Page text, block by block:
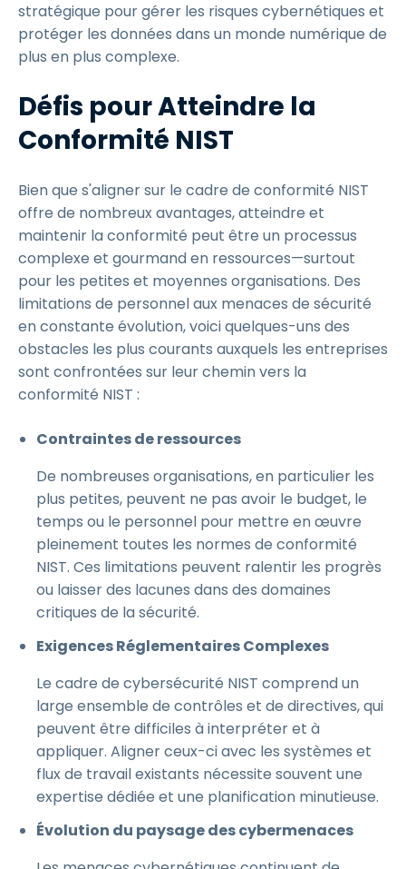
stratégique pour gérer les risques cybernétiques et
protéger les données dans un monde numérique de
plus en plus complexe.
Défis pour Atteindre la
Conformité NIST
Bien que s'aligner sur le cadre de conformité NIST
offre de nombreux avantages, atteindre et
maintenir la conformité peut être un processus
complexe et gourmand en ressources—surtout
pour les petites et moyennes organisations. Des
limitations de personnel aux menaces de sécurité
en constante évolution, voici quelques-uns des
obstacles les plus courants auxquels les entreprises
sont confrontées sur leur chemin vers la
conformité NIST :
Contraintes de ressources
De nombreuses organisations, en particulier les
plus petites, peuvent ne pas avoir le budget, le
temps ou le personnel pour mettre en œuvre
pleinement toutes les normes de conformité
NIST. Ces limitations peuvent ralentir les progrès
ou laisser des lacunes dans des domaines
critiques de la sécurité.
Exigences Réglementaires Complexes
Le cadre de cybersécurité NIST comprend un
large ensemble de contrôles et de directives, qui
peuvent être difficiles à interpréter et à
appliquer. Aligner ceux-ci avec les systèmes et
flux de travail existants nécessite souvent une
expertise dédiée et une planification minutieuse.
Évolution du paysage des cybermenaces